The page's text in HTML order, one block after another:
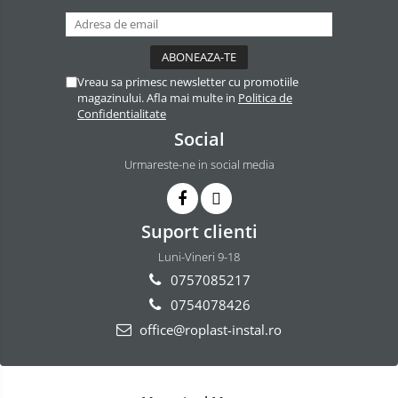
Filtre de apa
Cartuse ( Rezerve filtre apa)
Filtre cu autocuratare
SISTEME DE ALIMENTARE CU APA
Mufa rapida pt teava PEHD
HIDRANTI SI ACCESORII
Pompe pentru testare instalatii
Vreau sa primesc newsletter cu promotiile
magazinului. Afla mai multe in Politica de
Confidentialitate
Social
Urmareste-ne in social media
Suport clienti
Luni-Vineri 9-18
0757085217
0754078426
office@roplast-instal.ro